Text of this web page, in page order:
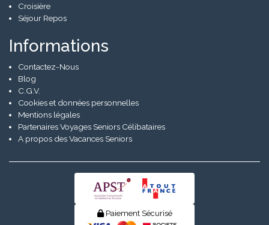
Croisière
Séjour Repos
Informations
Contactez-Nous
Blog
C.G.V.
Cookies et données personnelles
Mentions légales
Partenaires Voyages Seniors Célibataires
A propos des Vacances Seniors
Paiement Sécurisé